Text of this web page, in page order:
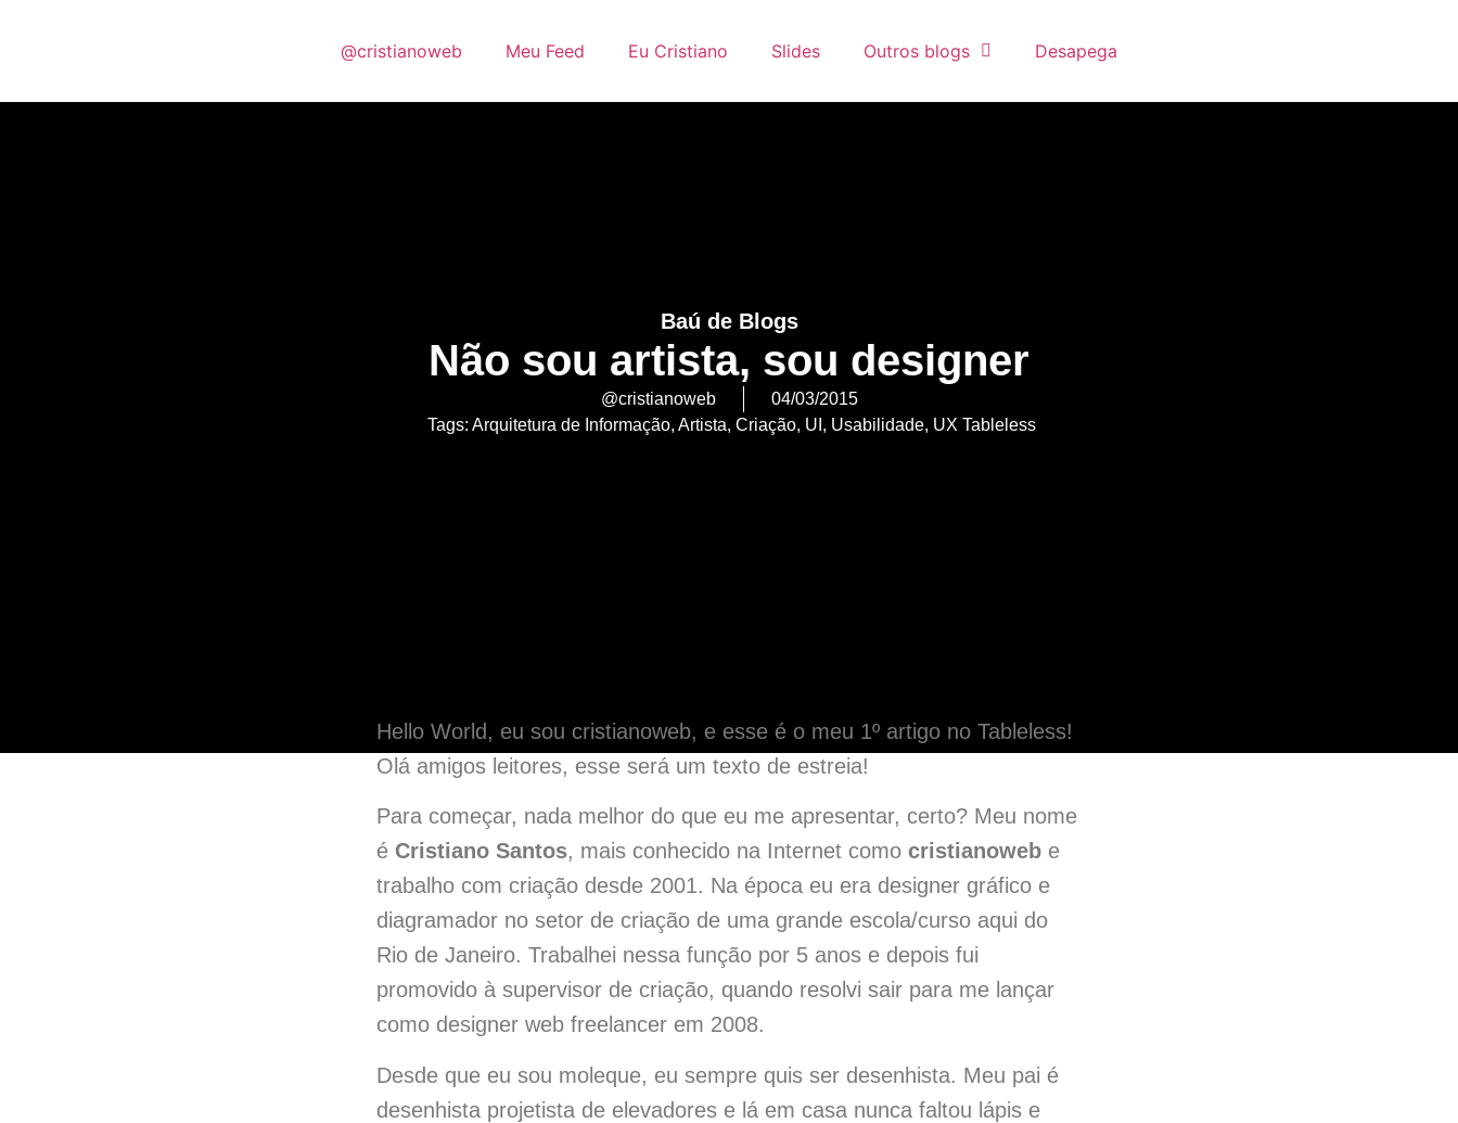
@cristianoweb Meu Feed Eu Cristiano Slides Outros blogs Desapega
Baú de Blogs
Não sou artista, sou designer
@cristianoweb
04/03/2015
Tags: Arquitetura de Informação, Artista, Criação, UI , Usabilidade, UX Tableless
Hello World, eu sou cristianoweb, e esse é o meu 1º artigo no Tableless!
Olá amigos leitores, esse será um texto de estreia!
Para começar, nada melhor do que eu me apresentar, certo? Meu nome
é Cristiano Santos, mais conhecido na Internet como cristianoweb e
trabalho com criação desde 2001. Na época eu era designer gráfico e
diagramador no setor de criação de uma grande escola/curso aqui do
Rio de Janeiro. Trabalhei nessa função por 5 anos e depois fui
promovido à supervisor de criação, quando resolvi sair para me lançar
como designer web freelancer em 2008.
Desde que eu sou moleque, eu sempre quis ser desenhista. Meu pai é
desenhista projetista de elevadores e lá em casa nunca faltou lápis e